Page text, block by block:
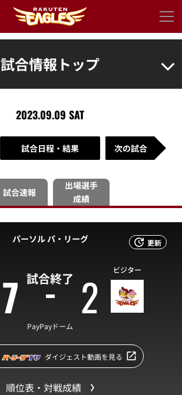
試合情報トップ
2023.09.09 SAT
試合日程・結果 次の試合
試合速報
出場選手
成績
更新
パーソル パ・リーグ
試合終了
7 2 ビジター
PayPayドーム
ダイジェスト動画を見る
順位表・対戦成績